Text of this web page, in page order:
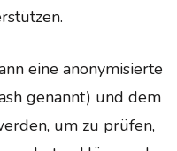
eine anonymisierte
genannt) und dem
um zu prüfen,